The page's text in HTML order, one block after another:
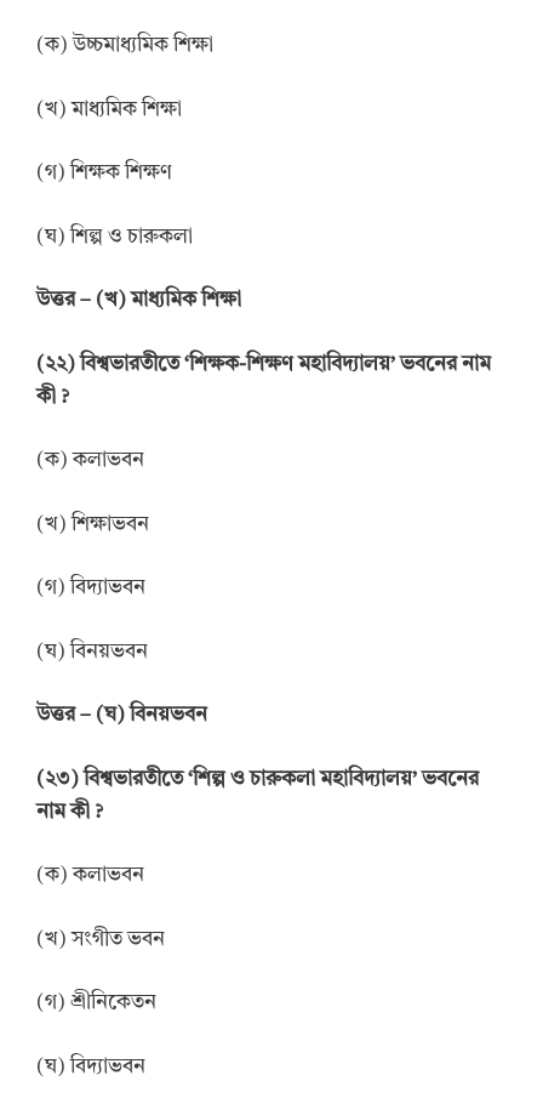
(ক) উচ্চমাধ্যমিক শিক্ষা
(খ) মাধ্যমিক শিক্ষা
(গ) শিক্ষক শিক্ষণ
(ঘ) শিল্প ও চারুকলা
উত্তর– (খ) মাধ্যমিক শিক্ষা
(২২)বিশ্বভারতীতে‘শিক্ষক-শিক্ষণ মহাবিদ্যালয়’ভবনের নাম
কী ?
(ক) কলাভবন
(খ) শিক্ষাভবন
(গ) বিদ্যাভবন
(ঘ) বিনয়ভবন
উত্তর– (ঘ) বিনয়ভবন
(২৩ )বিশ্বভারতীতে‘শিল্প ও চারুকলা মহাবিদ্যালয়’ভবনের
নাম কী ?
(ক) কলাভবন
(খ) সংগীত ভবন
(গ) শ্রীনিকেতন
(ঘ) বিদ্যাভবন